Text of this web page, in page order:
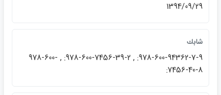
1394/09/29
شابك
978-600-94362-7-9: , 978-600-7456-39-2: , 978-600-
7456-40-8: